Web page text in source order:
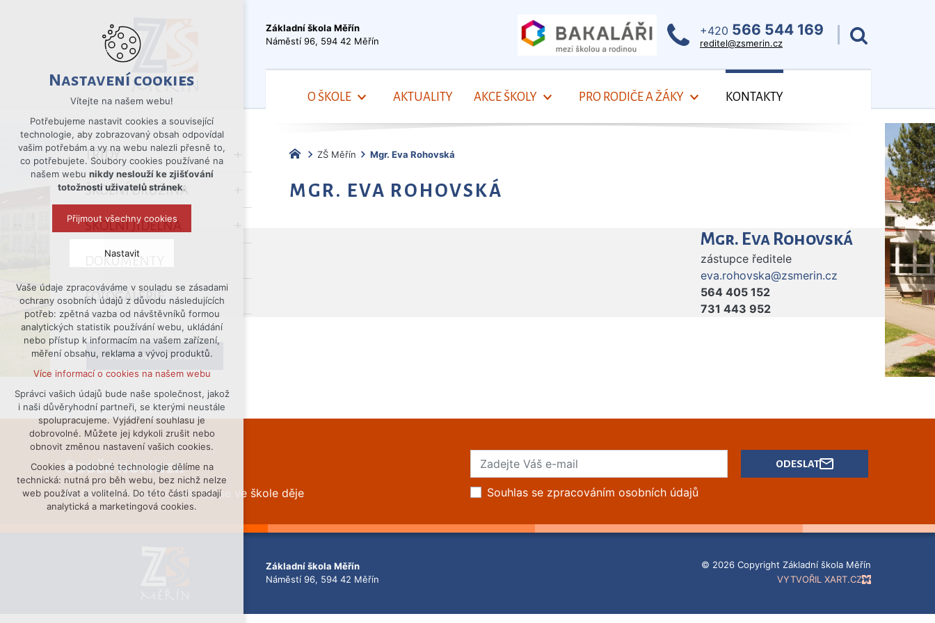
Základní škola Měřín
Náměstí 96, 594 42 Měřín
+420 566 544 169
reditel@zsmerin.cz
O ŠKOLE AKTUALITY AKCE ŠKOLY PRO RODIČE A ŽÁKY KONTAKTY
TŘÍDY
ŠKOLNÍ DRUŽINA
ŠKOLNÍ JÍDELNA
DOKUMENTY
FOTOGALERIE
SCHRÁNKA DŮVĚRY
ZŠ Měřín Mgr. Eva Rohovská
MGR. EVA ROHOVSKÁ
Mgr. Eva Rohovská
zástupce ředitele
eva.rohovska@zsmerin.cz
564 405 152
731 443 952
Odběr novinek
Buďte informováni o tom, co se ve škole děje Souhlas se zpracováním osobních údajů
ODESLAT
Základní škola Měřín
Náměstí 96, 594 42 Měřín
© 2026 Copyright Základní škola Měřín
VYTVOŘIL XART.CZ
Nastavení cookies
Vítejte na našem webu!
Potřebujeme nastavit cookies a související
technologie, aby zobrazovaný obsah odpovídal
vašim potřebám a vy na webu nalezli přesně to,
co potřebujete. Soubory cookies používané na
našem webu nikdy neslouží ke zjišťování
totožnosti uživatelů stránek.
Přijmout všechny cookies
Nastavit
Technická cookies
nutná pro provozování webu
udržení kontextu stránek (session):
případná přihlášení, volby jazyka, apod.
Volitelná cookies
analytická pro anonymizované
vyhodnocení návštěvnosti
marketingová cookies (Google)
Více informací o cookies na našem webu
Přijmout všechny cookies
Odmítnout vše
Vaše údaje zpracováváme v souladu se zásadami
ochrany osobních údajů z důvodu následujících
potřeb: zpětná vazba od návštěvníků formou
analytických statistik používání webu, ukládání
nebo přístup k informacím na vašem zařízení,
měření obsahu, reklama a vývoj produktů.
Více informací o cookies na našem webu
Správci vašich údajů bude naše společnost, jakož
i naši důvěryhodní partneři, se kterými neustále
spolupracujeme. Vyjádření souhlasu je
dobrovolné. Můžete jej kdykoli zrušit nebo
obnovit změnou nastavení vašich cookies.
Cookies a podobné technologie dělíme na
technická: nutná pro běh webu, bez nichž nelze
web používat a volitelná. Do této části spadají
analytická a marketingová cookies.